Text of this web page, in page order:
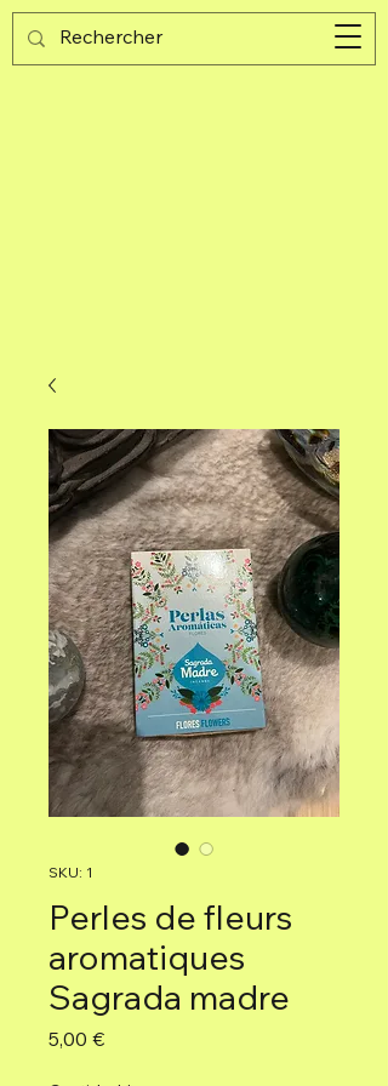
Guijad
SKU: 1
Perles de fleurs
aromatiques
Sagrada madre
5,00 €Precio